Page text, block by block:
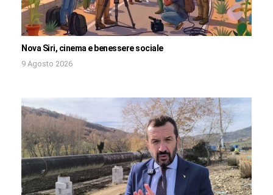
Nova Siri, cinema e benessere sociale
9 Agosto 2026